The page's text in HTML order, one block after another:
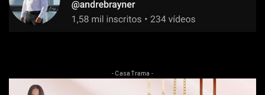
- Casa Trama -